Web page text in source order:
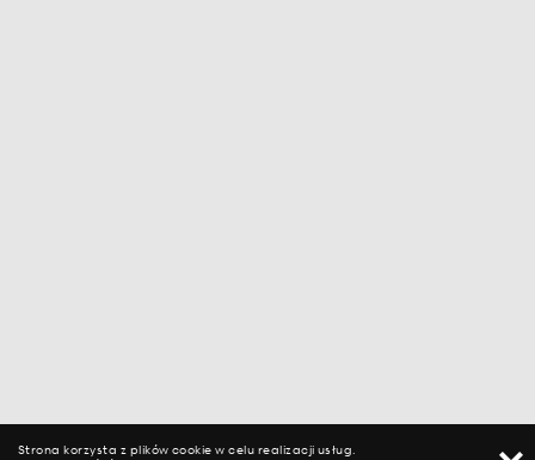
Strona korzysta z plików cookie w celu realizacji usług.